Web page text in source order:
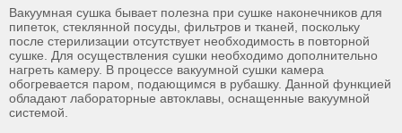
Вакуумная сушка бывает полезна при сушке наконечников для
пипеток, стеклянной посуды, фильтров и тканей, поскольку
после стерилизации отсутствует необходимость в повторной
сушке. Для осуществления сушки необходимо дополнительно
нагреть камеру. В процессе вакуумной сушки камера
обогревается паром, подающимся в рубашку. Данной функцией
обладают лабораторные автоклавы, оснащенные вакуумной
системой.